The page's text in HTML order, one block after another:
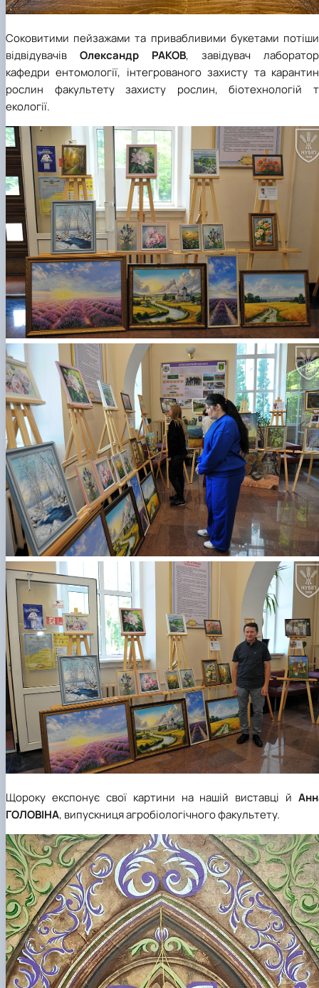
Соковитими пейзажами та привабливими букетами
відвідувачів Олександр РАКОВ, завідувач
кафедри ентомології, інтегрованого захисту та
рослин факультету захисту рослин, біотехнологій
екології.
Щороку експонує свої картини на нашій виставці й
ГОЛОВІНА, випускниця агробіологічного факультету.